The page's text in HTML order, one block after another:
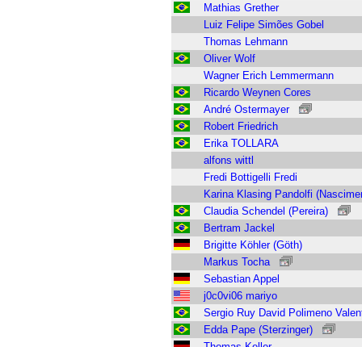
Mathias Grether
Luiz Felipe Simões Gobel
Thomas Lehmann
Oliver Wolf
Wagner Erich Lemmermann
Ricardo Weynen Cores
André Ostermayer
Robert Friedrich
Erika TOLLARA
alfons wittl
Fredi Bottigelli Fredi
Karina Klasing Pandolfi
Claudia Schendel (Pereira)
Bertram Jackel
Brigitte Köhler (Göth)
Markus Tocha
Sebastian Appel
j0c0vi06 mariyo
Sergio Ruy David Polimeno
Edda Pape (Sterzinger)